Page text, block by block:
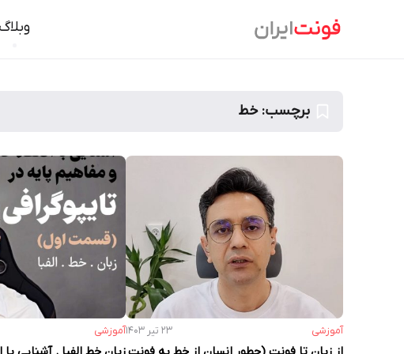
وبلاگ
برچسب:خط
آموزشی ۲۳ تیر ۱۴۰۳ آموزشی